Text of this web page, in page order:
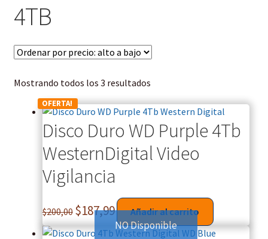
4TB
Mostrando todos los 3 resultados
OFERTA!
Disco Duro WD Purple 4Tb
WesternDigital Video
Vigilancia
$200,00 $187,99 Añadir al carrito
NO Disponible